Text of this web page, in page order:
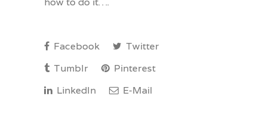
Facebook
Twitter
Tumblr
Pinterest
LinkedIn
E-Mail